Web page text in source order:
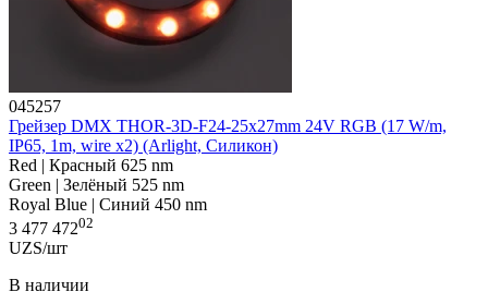
045257
Грейзер DMX THOR-3D-F24-25x27mm 24V RGB (17 W/m,
IP65, 1m, wire x2) (Arlight, Силикон)
Red | Красный 625 nm
Green | Зелёный 525 nm
Royal Blue | Синий 450 nm
3 477 47202
UZS/шт
В наличии